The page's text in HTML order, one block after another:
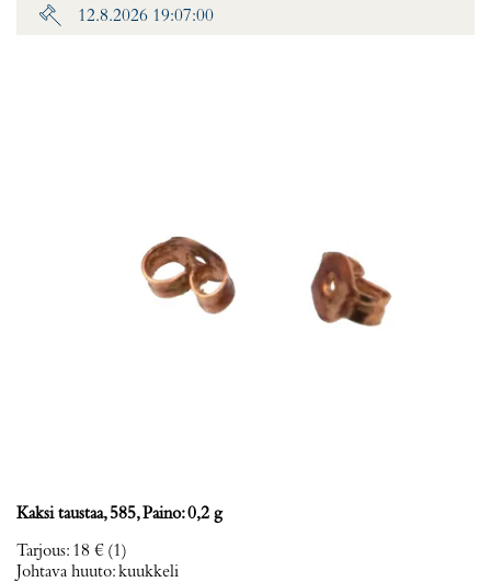
12.8.2026 19:07:00
Kaksi taustaa, 585, Paino: 0,2 g
Tarjous: 18 € (1)
Johtava huuto:kuukkeli